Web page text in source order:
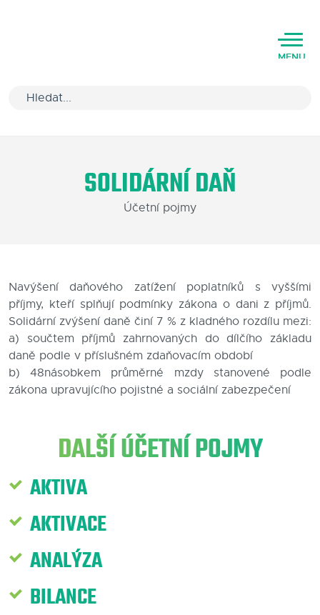
MENU
Varianty software
Kariéra
Partneři
Blog
Kontakty
SOLIDÁRNÍ DAŇ
Účetní pojmy
Navýšení daňového zatížení poplatníků s vyššími
příjmy, kteří splňují podmínky zákona o dani z příjmů.
Solidární zvýšení daně činí 7 % z kladného rozdílu mezi:
a) součtem příjmů zahrnovaných do dílčího základu
daně podle v příslušném zdaňovacím období
b) 48násobkem průměrné mzdy stanovené podle
zákona upravujícího pojistné a sociální zabezpečení
DALŠÍ ÚČETNÍ POJMY
AKTIVA
AKTIVACE
ANALÝZA
BILANCE